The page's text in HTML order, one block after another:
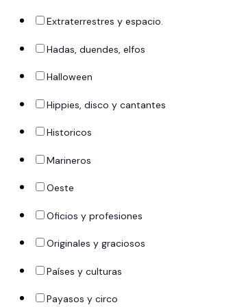
Extraterrestres y espacio.
Hadas, duendes, elfos
Halloween
Hippies, disco y cantantes
Historicos
Marineros
Oeste
Oficios y profesiones
Originales y graciosos
Países y culturas
Payasos y circo